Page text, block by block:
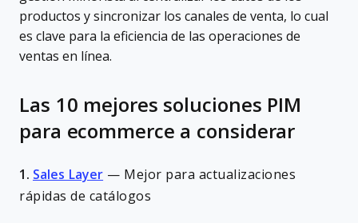
productos y sincronizar los canales de venta, lo cual
es clave para la eficiencia de las operaciones de
ventas en línea.
Las 10 mejores soluciones PIM
para ecommerce a considerar
1. Sales Layer — Mejor para actualizaciones
rápidas de catálogos